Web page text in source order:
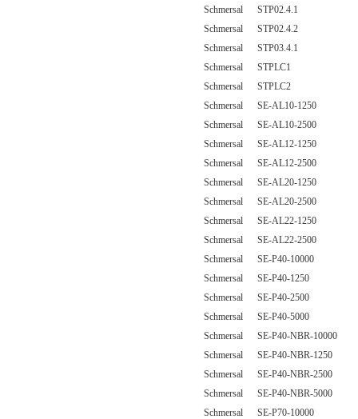
Schmersal STP02.4.1
Schmersal STP02.4.2
Schmersal STP03.4.1
Schmersal STPLC1
Schmersal STPLC2
Schmersal SE-AL10-1250
Schmersal SE-AL10-2500
Schmersal SE-AL12-1250
Schmersal SE-AL12-2500
Schmersal SE-AL20-1250
Schmersal SE-AL20-2500
Schmersal SE-AL22-1250
Schmersal SE-AL22-2500
Schmersal SE-P40-10000
Schmersal SE-P40-1250
Schmersal SE-P40-2500
Schmersal SE-P40-5000
Schmersal SE-P40-NBR-10000
Schmersal SE-P40-NBR-1250
Schmersal SE-P40-NBR-2500
Schmersal SE-P40-NBR-5000
Schmersal SE-P70-10000